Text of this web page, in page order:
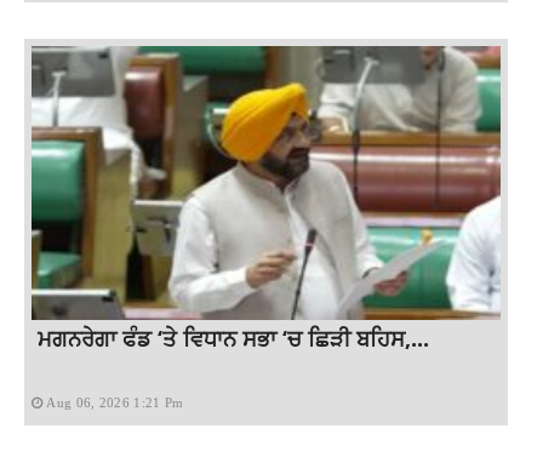
ਮਗਨਰੇਗਾ ਫੰਡ ‘ਤੇ ਵਿਧਾਨ ਸਭਾ ‘ਚ ਛਿੜੀ ਬਹਿਸ,...
Aug 06, 2026 1:21 Pm